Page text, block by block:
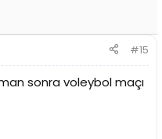
#15
sonra voleybol maçı